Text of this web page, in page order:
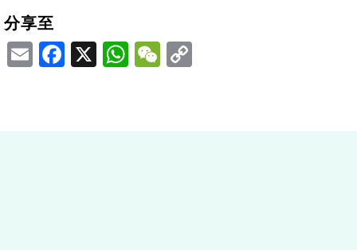
分享至
EmailFacebook
X WhatsApp
WeChat